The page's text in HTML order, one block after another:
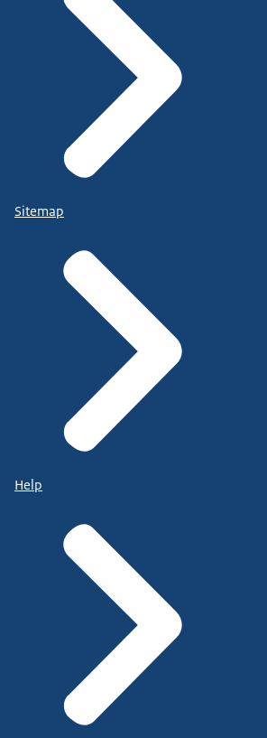
Sitemap
Help